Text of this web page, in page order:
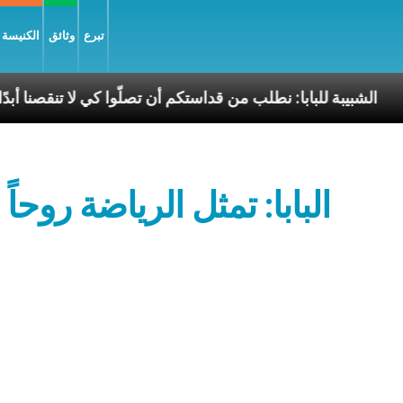
وثائق تبرع
الشبيبة للبابا: نطلب من قداستكم أن تصلّوا كي
البابا: تمثل